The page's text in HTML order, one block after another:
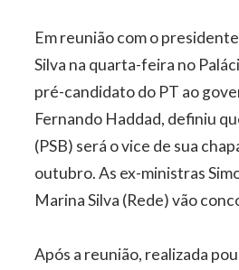
Em reunião com o
Silva na quarta-feira no
pré-candidato do PT ao
Fernando Haddad, definiu
(PSB) será o vice de sua
outubro. As ex-ministras
Marina Silva (Rede) vão
Após a reunião, realizada